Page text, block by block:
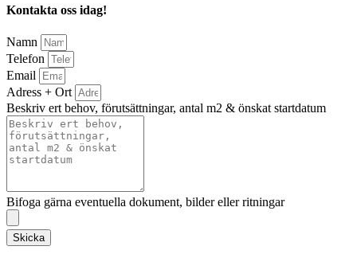
Kontakta oss idag!
Namn
Telefon
Email
Adress + Ort
Beskriv ert behov, förutsättningar, antal m2 & önskat startdatum
Bifoga gärna eventuella dokument, bilder eller ritningar
Skicka